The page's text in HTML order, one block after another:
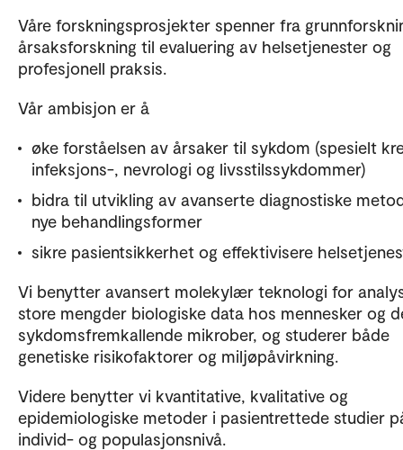
Våre forskningsprosjekter spenner fra
årsaksforskning til evaluering av helsetjenester og
profesjonell praksis.
Vår ambisjon er å
øke forståelsen av årsaker til sykdom (spesielt
infeksjons-, nevrologi og livsstilssykdommer)
bidra til utvikling av avanserte diagnostiske
nye behandlingsformer
sikre pasientsikkerhet og effektivisere
Vi benytter avansert molekylær teknologi for
store mengder biologiske data hos mennesker og
sykdomsfremkallende mikrober, og studerer både
genetiske risikofaktorer og miljøpåvirkning.
Videre benytter vi kvantitative, kvalitative og
epidemiologiske metoder i pasientrettede studier
individ- og populasjonsnivå.